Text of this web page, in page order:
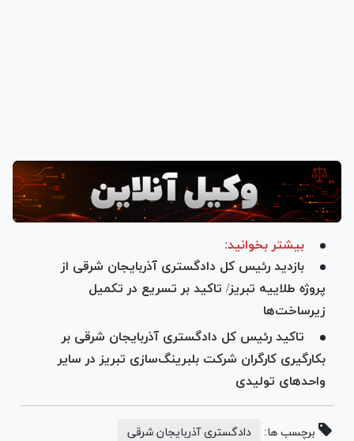
بیشتر بخوانید:
بازدید رئیس کل دادگستری آذربایجان شرقی از
پروژه طلاییه تبریز/ تاکید بر تسریع در تکمیل
زیرساخت‌ها
تاکید رئیس کل دادگستری آذربایجان شرقی بر
بکارگیری کارگران شرکت بلبرینگ‌سازی تبریز در سایر
واحد‌های تولیدی
برچسب ها: دادگستری آذربایجان شرقی